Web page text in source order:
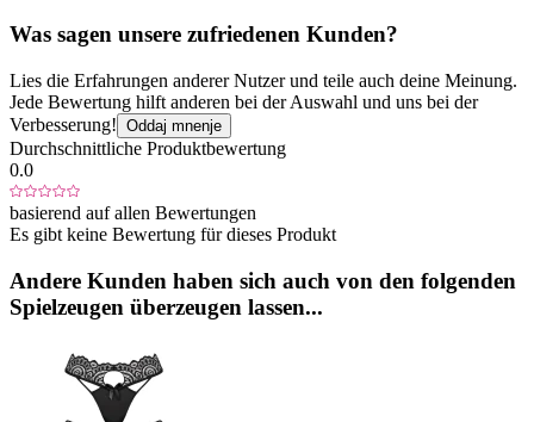
Was sagen unsere zufriedenen Kunden?
Lies die Erfahrungen anderer Nutzer und teile auch deine Meinung.
Jede Bewertung hilft anderen bei der Auswahl und uns bei der
Verbesserung! Oddaj mnenje
Durchschnittliche Produktbewertung
0.0
basierend auf allen Bewertungen
Es gibt keine Bewertung für dieses Produkt
Andere Kunden haben sich auch von den folgenden
Spielzeugen überzeugen lassen...